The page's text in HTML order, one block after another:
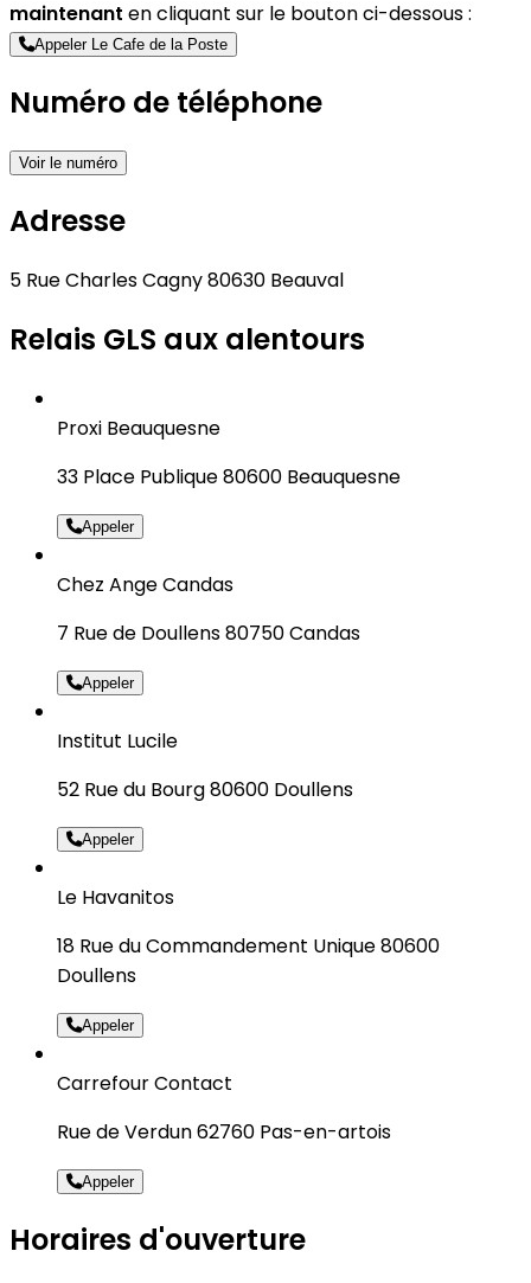
maintenant en cliquant sur le bouton ci-dessous :
Appeler Le Cafe de la Poste
Numéro de téléphone
Voir le numéro
Adresse
5 Rue Charles Cagny 80630 Beauval
Relais GLS aux alentours
Proxi Beauquesne
33 Place Publique 80600 Beauquesne
Appeler
Chez Ange Candas
7 Rue de Doullens 80750 Candas
Appeler
Institut Lucile
52 Rue du Bourg 80600 Doullens
Appeler
Le Havanitos
18 Rue du Commandement Unique 80600
Doullens
Appeler
Carrefour Contact
Rue de Verdun 62760 Pas-en-artois
Appeler
Horaires d'ouverture